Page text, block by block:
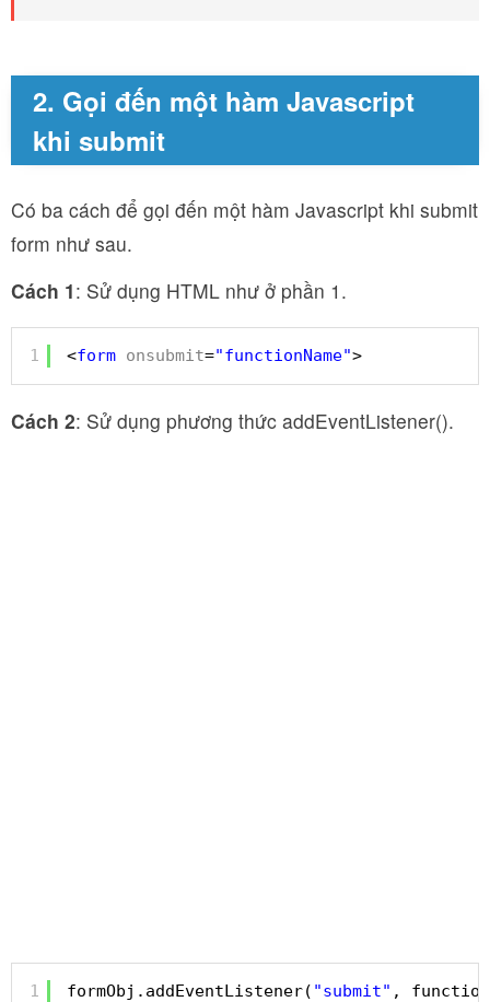
2. Gọi đến một hàm Javascript
khi submit
Có ba cách để gọi đến một hàm Javascript khi submit
form như sau.
Cách 1: Sử dụng HTML như ở phần 1.
1 <form onsubmit="functionName">
Cách 2: Sử dụng phương thức addEventListener().
1 formObj.addEventListener( "submit" ,